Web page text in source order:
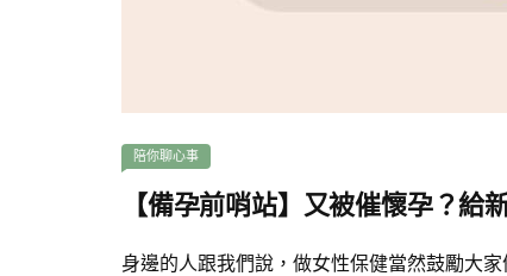
陪你聊心事
【備孕前哨站】又被催懷孕？給
身邊的人跟我們說，做女性保健當然鼓勵大